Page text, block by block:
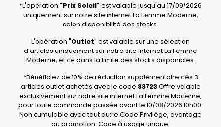
*L'opération "Prix Soleil"est valable jusqu'au 17/09/2026
uniquement sur notre site internet La Femme Moderne,
selon disponibilité des stocks.
L'opération "Outlet" est valable sur une sélection
d’articles uniquement sur notre site internet La Femme
Moderne, et ce dans la limite des stocks disponibles.
*Bénéficiez de 10% de réduction supplémentaire dès 3
articles outlet achetés avec le code 83723.Offre valable
exclusivement sur notre site internet La Femme Moderne,
pour toute commande passée avant le 10/08/2026 10h00.
Non cumulable avec tout autre Code Privilège, avantage
ou promotion. Code à usage unique.